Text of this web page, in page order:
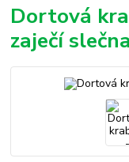
Dortová
zaječí slečna